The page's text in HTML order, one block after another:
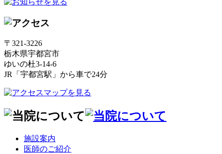
〒321-3226
栃木県宇都宮市
ゆいの杜3-14-6
JR「宇都宮駅」から車で24分
施設案内
医師のご紹介